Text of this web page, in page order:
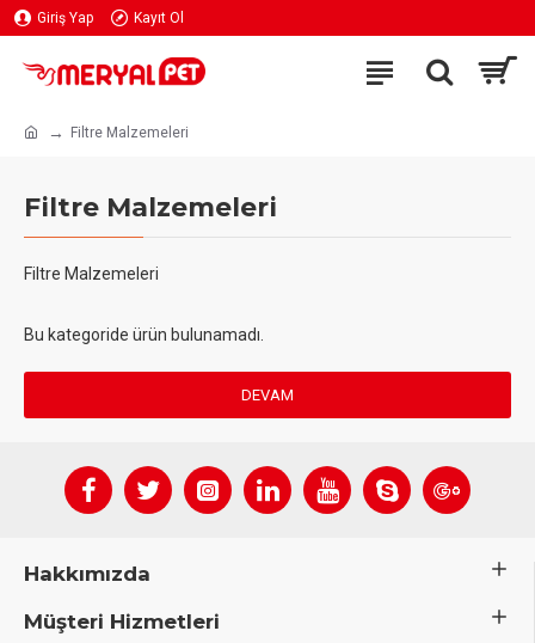
Giriş Yap Kayıt Ol
Filtre Malzemeleri
Filtre Malzemeleri
Filtre Malzemeleri
Bu kategoride ürün bulunamadı.
DEVAM
Hakkımızda
Müşteri Hizmetleri